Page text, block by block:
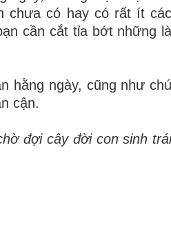
chưa có hay córất ít các
ạn cần cắt tỉa bớt những là
n hằng ngày, cũng như chú
n cận.
ờ đợi cây đời con sinh trái